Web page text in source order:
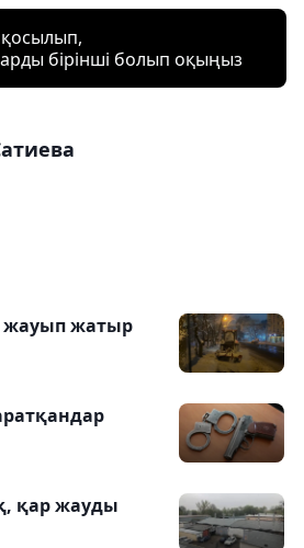
бірінші болып оқыңыз
жауып жатыр
қар жауды